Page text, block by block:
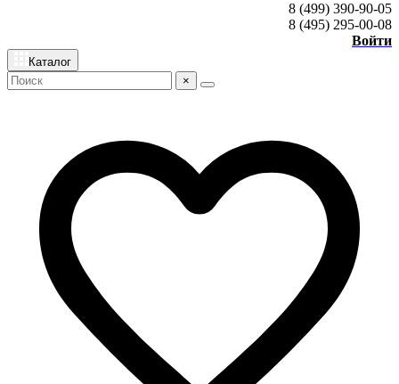
8 (499) 390-90-05
8 (495) 295-00-08
Войти
Каталог
×